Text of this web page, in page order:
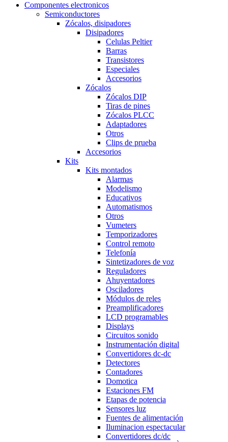
Componentes electronicos
Semiconductores
Zócalos, disipadores
Disipadores
Celulas Peltier
Barras
Transistores
Especiales
Accesorios
Zócalos
Zócalos DIP
Tiras de pines
Zócalos PLCC
Adaptadores
Otros
Clips de prueba
Accesorios
Kits
Kits montados
Alarmas
Modelismo
Educativos
Automatismos
Otros
Vumeters
Temporizadores
Control remoto
Telefonía
Sintetizadores de voz
Reguladores
Ahuyentadores
Osciladores
Módulos de reles
Preamplificadores
LCD programables
Displays
Circuitos sonido
Instrumentación digital
Convertidores dc-dc
Detectores
Contadores
Domotica
Estaciones FM
Etapas de potencia
Sensores luz
Fuentes de alimentación
Iluminacion espectacular
Convertidores dc/dc